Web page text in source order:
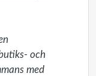
och
med